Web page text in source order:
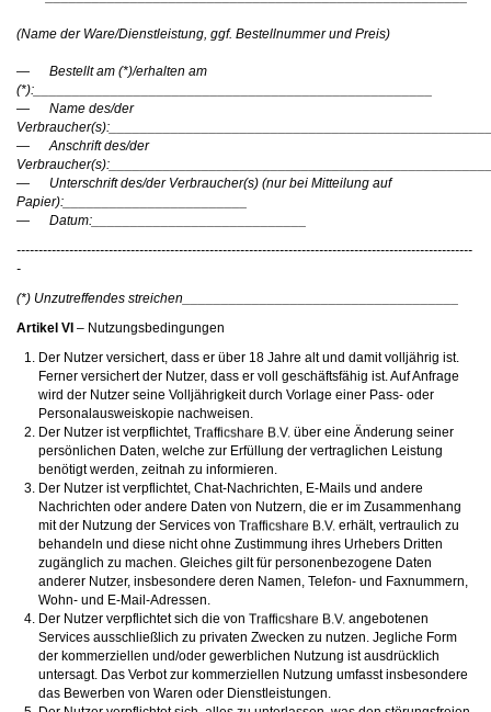
(Name der Ware/Dienstleistung, ggf. Bestellnummer und Preis)
— Bestellt am (*)/erhalten am
(*):____________________________________________________
— Name des/der
— Anschrift des/der
— Unterschrift des/der Verbraucher(s) (nur bei Mitteilung auf
Papier):________________________
— Datum:____________________________
--------------------------------------------------------------------------------------------------------
-
(*) Unzutreffendes streichen____________________________________
Artikel VI – Nutzungsbedingungen
Der Nutzer versichert, dass er über 18 Jahre alt und damit volljährig ist.
Ferner versichert der Nutzer, dass er voll geschäftsfähig ist. Auf Anfrage
wird der Nutzer seine Volljährigkeit durch Vorlage einer Pass- oder
Personalausweiskopie nachweisen.
Der Nutzer ist verpflichtet,
über eine Änderung seiner
persönlichen Daten, welche zur Erfüllung der vertraglichen Leistung
benötigt werden, zeitnah zu informieren.
Der Nutzer ist verpflichtet, Chat-Nachrichten, E-Mails und andere
Nachrichten oder andere Daten von Nutzern, die er im Zusammenhang
mit der Nutzung der Services von
erhält, vertraulich zu
behandeln und diese nicht ohne Zustimmung ihres Urhebers Dritten
zugänglich zu machen. Gleiches gilt für personenbezogene Daten
anderer Nutzer, insbesondere deren Namen, Telefon- und Faxnummern,
Wohn- und E-Mail-Adressen.
Der Nutzer verpflichtet sich die von
angebotenen
Services ausschließlich zu privaten Zwecken zu nutzen. Jegliche Form
der kommerziellen und/oder gewerblichen Nutzung ist ausdrücklich
untersagt. Das Verbot zur kommerziellen Nutzung umfasst insbesondere
das Bewerben von Waren oder Dienstleistungen.